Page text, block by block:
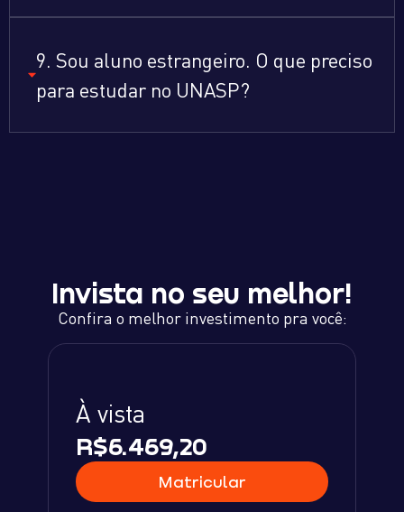
9. Sou aluno estrangeiro. O que preciso
para estudar no UNASP?
Invista no seu melhor!
Confira o melhor investimento pra você:
À vista
R$6.469,20
Matricular